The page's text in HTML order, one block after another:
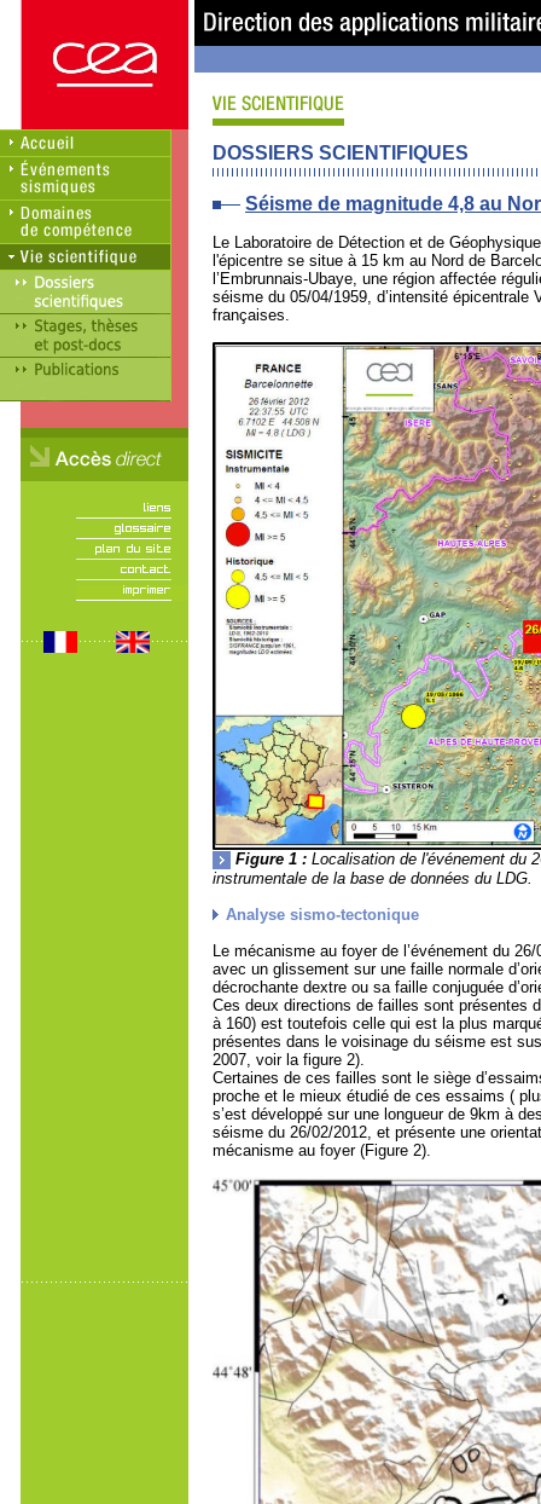
DOSSIERS SCIENTIFIQUES
Séisme de magnitude 4,8 au
Le Laboratoire de Détection et de
l'épicentre se situe à 15 km au Nord de
l’Embrunnais-Ubaye, une région affectée
séisme du 05/04/1959, d’intensité
françaises.
Figure 1 : Localisation de l'événement du
instrumentale de la base de données du LDG.
Analyse sismo-tectonique
Le mécanisme au foyer de l’événement du
avec un glissement sur une faille normale
décrochante dextre ou sa faille conjuguée
Ces deux directions de failles sont présentes
à 160) est toutefois celle qui est la plus
présentes dans le voisinage du séisme est
2007, voir la figure 2).
Certaines de ces failles sont le siège
proche et le mieux étudié de ces essaims (
s’est développé sur une longueur de 9km à
séisme du 26/02/2012, et présente une
mécanisme au foyer (Figure 2).